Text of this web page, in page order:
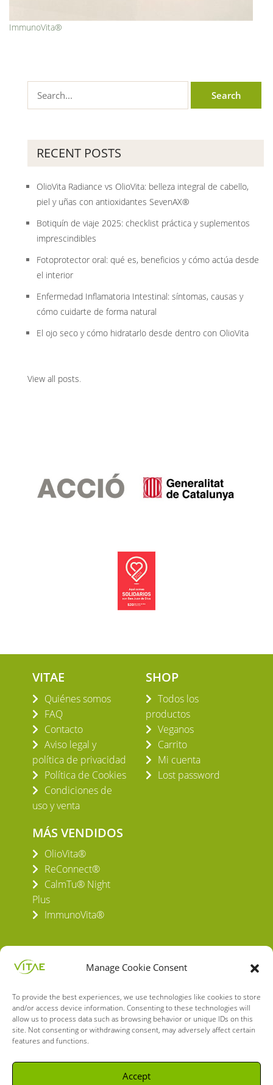
Manage Cookie Consent
To provide the best experiences, we use technologies like cookies to store
and/or access device information. Consenting to these technologies will
allow us to process data such as browsing behavior or unique IDs on this
site. Not consenting or withdrawing consent, may adversely affect certain
features and functions.
Accept
ImmunoVita®
RECENT POSTS
OlioVita Radiance vs OlioVita: belleza integral de cabello,
piel y uñas con antioxidantes SevenAX®
Botiquín de viaje 2025: checklist práctica y suplementos
imprescindibles
Fotoprotector oral: qué es, beneficios y cómo actúa desde
el interior
Enfermedad Inflamatoria Intestinal: síntomas, causas y
cómo cuidarte de forma natural
El ojo seco y cómo hidratarlo desde dentro con OlioVita
View all posts.
VITAE
Quiénes somos
FAQ
Contacto
Aviso legal y
política de privacidad
Política de Cookies
Condiciones de
uso y venta
SHOP
Todos los
productos
Veganos
Carrito
Mi cuenta
Lost password
MÁS VENDIDOS
OlioVita®
ReConnect®
CalmTu® Night
Plus
ImmunoVita®
VITAE HEALTH INNOVATION S.L.
C/ Verneda del Congost, 5
08160 Montmeló Barcelona (España)
Spanish